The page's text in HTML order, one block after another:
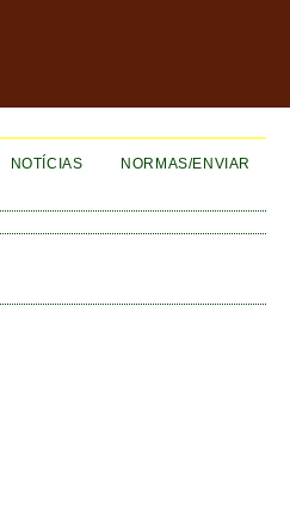
NOTÍCIAS
NORMAS/ENVIAR